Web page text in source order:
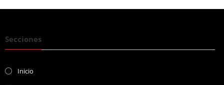
Secciones
Inicio